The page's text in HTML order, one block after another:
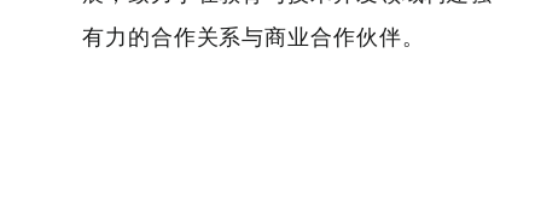
有力的合作关系与商业合作伙伴。